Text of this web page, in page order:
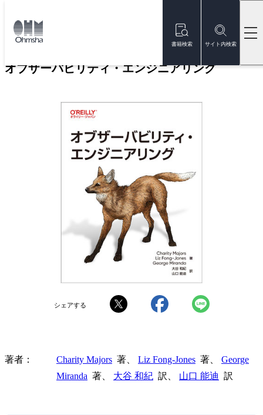
書籍検索 サイト内検索
トップ
オブザーバビリティ・エンジニアリング
シェアする
著者 Charity Majors 著、 Liz Fong-Jones 著、 George
Miranda 著、 大谷 和紀 訳、 山口 能迪 訳